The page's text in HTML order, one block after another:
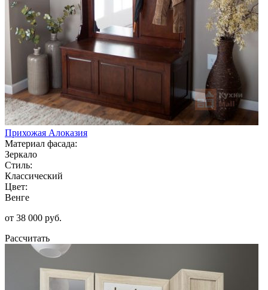
Прихожая Алоказия
Материал фасада:
Зеркало
Стиль:
Классический
Цвет:
Венге
от 38 000 руб.
Рассчитать